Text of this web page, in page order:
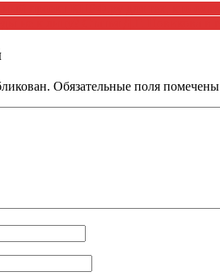
Обязательные поля помечены